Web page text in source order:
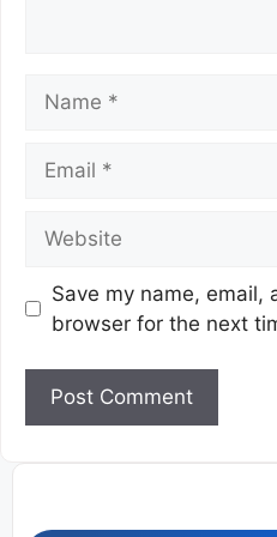
Save my name, email,
browser for the next